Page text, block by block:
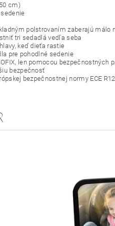
cm)
polstrovaním zaberajú málo
tri sedadlá vedľa seba
keď dieťa rastie
pre pohodlné sedenie
len pomocou bezpečnostných
bezpečnosť
bezpečnostnej normy ECE